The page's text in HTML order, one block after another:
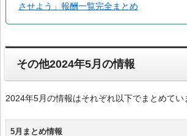
させよう」報酬一覧完全まとめ
その他2024年5月の情報
2024年5月の情報はそれぞれ以下でまとめてい
5月まとめ情報